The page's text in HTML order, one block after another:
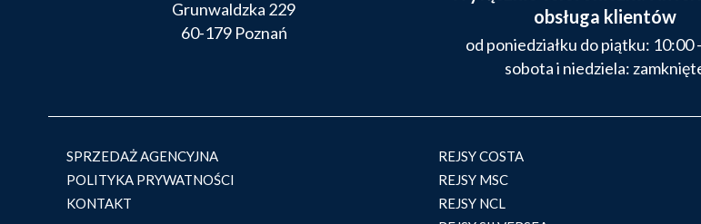
Grunwaldzka 229
60-179 Poznań
obsługa klientów
od poniedziałku do piątku: 10:00
sobota i niedziela:
SPRZEDAŻ AGENCYJNA
POLITYKA PRYWATNOŚCI
KONTAKT
REJSY COSTA
REJSY MSC
REJSY NCL